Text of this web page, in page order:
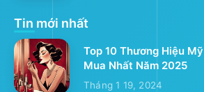
Tin mới nhất
Top 10 Thương Hiệu
Mua Nhất Năm 2025
Tháng 1 19, 2024